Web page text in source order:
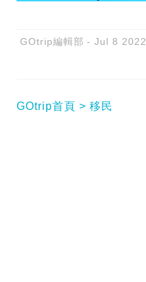
GOtrip編輯部 Jul 8 2022
GOtrip首頁 移民